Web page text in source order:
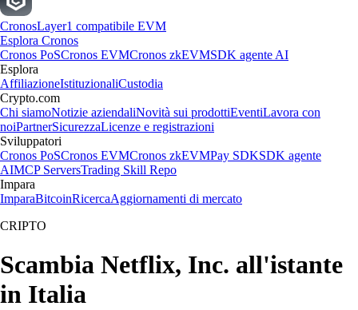
CronosLayer1 compatibile EVM
Esplora Cronos
Cronos PoSCronos EVMCronos zkEVMSDK agente AI
Esplora
AffiliazioneIstituzionaliCustodia
Crypto.com
Chi siamoNotizie aziendaliNovità sui prodottiEventiLavora con
noiPartnerSicurezzaLicenze e registrazioni
Sviluppatori
Cronos PoSCronos EVMCronos zkEVMPay SDKSDK agente
AIMCP ServersTrading Skill Repo
Impara
ImparaBitcoinRicercaAggiornamenti di mercato
CRIPTO
Scambia Netflix, Inc. all'istante
in Italia